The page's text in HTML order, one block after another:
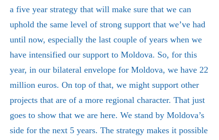
a five year strategy that will make sure that we can
uphold the same level of strong support that we’ve had
until now, especially the last couple of years when we
have intensified our support to Moldova. So, for this
year, in our bilateral envelope for Moldova, we have 22
million euros. On top of that, we might support other
projects that are of a more regional character. That just
goes to show that we are here. We stand by Moldova’s
side for the next 5 years. The strategy makes it possible